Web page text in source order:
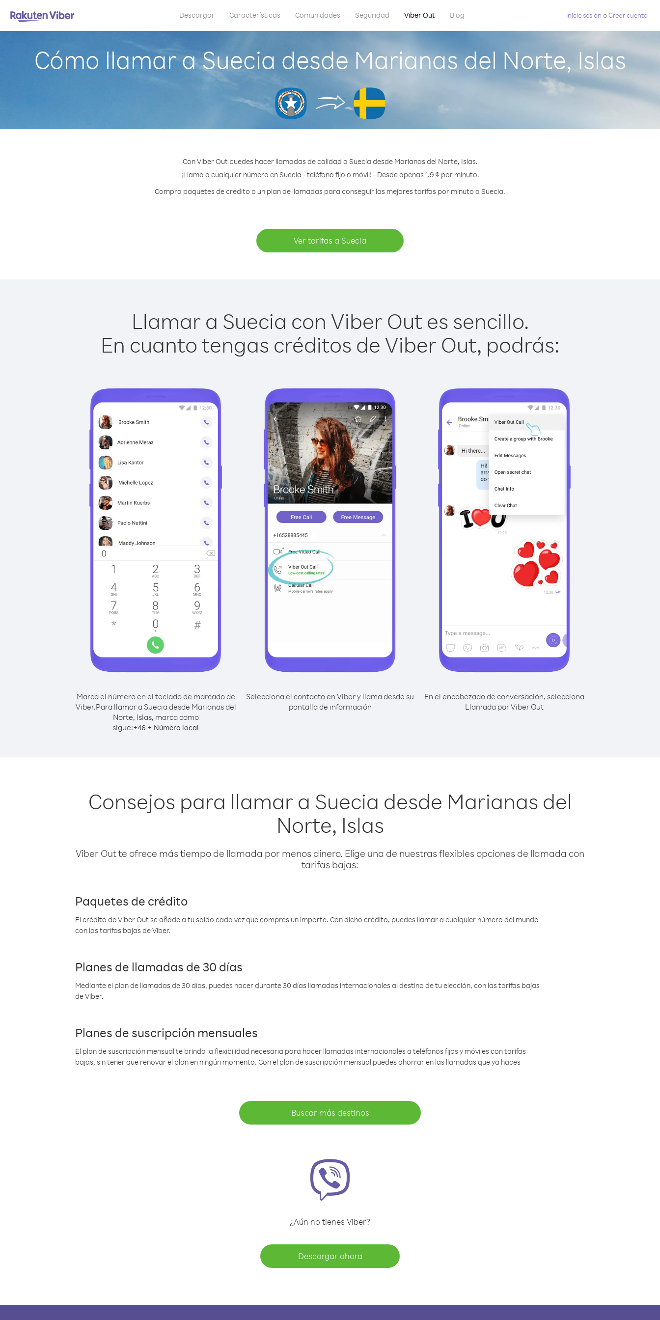
Descargar Características Comunidades Seguridad Viber Out Blog Inicie sesión oCrear cuenta
Cómo llamar a Suecia desde Marianas del Norte, Islas
Con Viber Out puedes hacer llamadas de calidad a Suecia desde Marianas del Norte, Islas.
¡Llama a cualquier número en Suecia - teléfono fijo o móvil! - Desde apenas 1.9 ¢ por minuto.
Compra paquetes de crédito o un plan de llamadas para conseguir las mejores tarifas por minuto a Suecia.
Ver tarifas a Suecia
Llamar a Suecia con Viber Out es sencillo.
En cuanto tengas créditos de Viber Out, podrás:
Marca el número en el teclado de marcado de
Viber.Para llamar a Suecia desde Marianas del
Norte, Islas, marca como
sigue:+46 + Número local
Selecciona el contacto en Viber y llama desde su
pantalla de información
En el encabezado de conversación, selecciona
Llamada por Viber Out
Consejos para llamar a Suecia desde Marianas del
Norte, Islas
Viber Out te ofrece más tiempo de llamada por menos dinero. Elige una de nuestras flexibles opciones de llamada con
tarifas bajas:
Paquetes de crédito
El crédito de Viber Out se añade a tu saldo cada vez que compres un importe. Con dicho crédito, puedes llamar a cualquier número del mundo
con las tarifas bajas de Viber.
Planes de llamadas de 30 días
Mediante el plan de llamadas de 30 días, puedes hacer durante 30 días llamadas internacionales al destino de tu elección, con las tarifas bajas
de Viber.
Planes de suscripción mensuales
El plan de suscripción mensual te brinda la flexibilidad necesaria para hacer llamadas internacionales a teléfonos fijos y móviles con tarifas
bajas, sin tener que renovar el plan en ningún momento. Con el plan de suscripción mensual puedes ahorrar en las llamadas que ya haces
Buscar más destinos
¿Aún no tienes Viber?
Descargar ahora